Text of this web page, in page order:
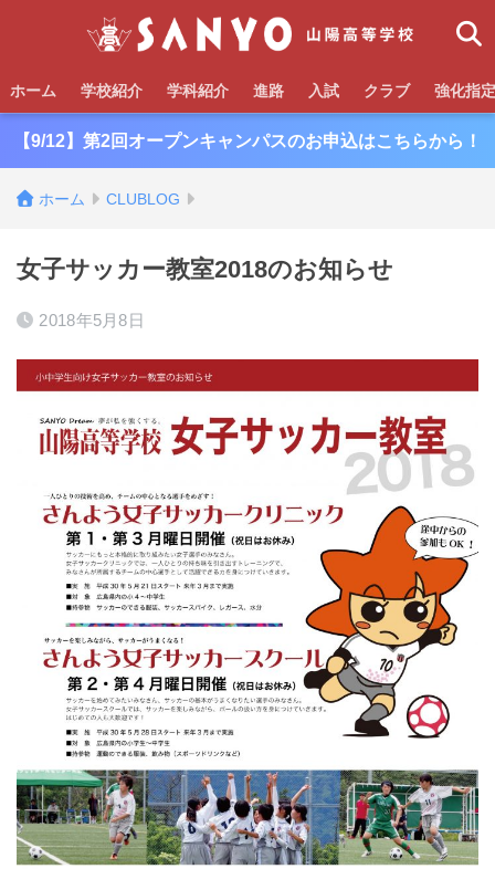
ホーム 学校紹介 学科紹介 進路 入試 クラブ 強化指
【9/12】第2回オープンキャンパスのお申込はこちらから！
ホーム CLUBLOG
女子サッカー教室2018のお知らせ
2018年5月8日